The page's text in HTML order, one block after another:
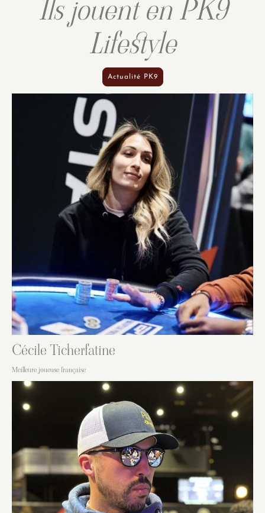
Ils jouent en PK9
Lifestyle
Actualité PK9
Cécile Ticherfatine
Meilleure joueuse française